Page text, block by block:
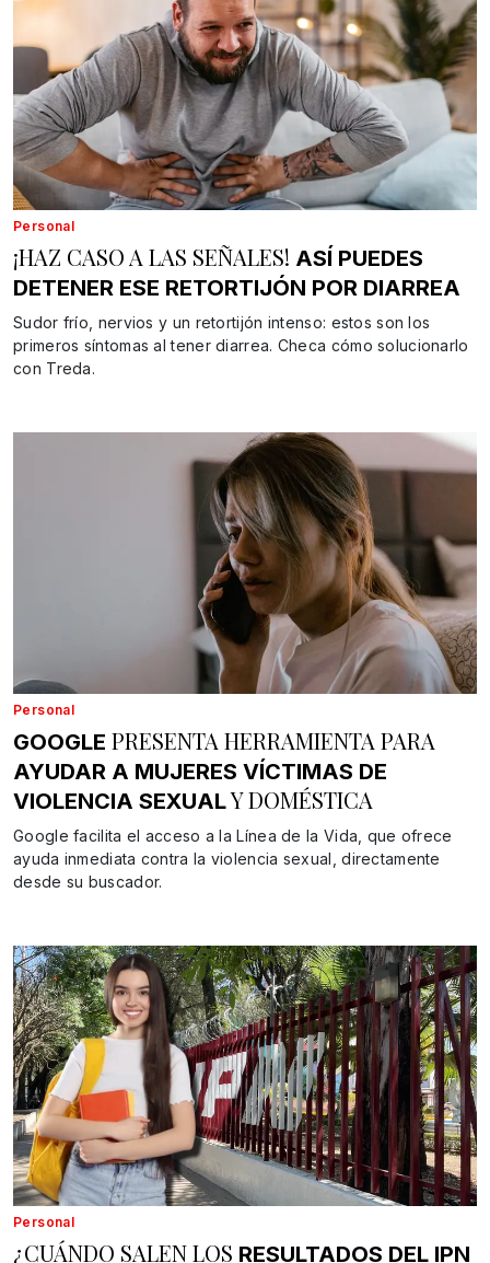
Personal
¡HAZ CASO A LAS SEÑALES! ASÍ PUEDES
DETENER ESE RETORTIJÓN POR DIARREA
Sudor frío, nervios y un retortijón intenso: estos son los
primeros síntomas al tener diarrea. Checa cómo solucionarlo
con Treda.
Personal
GOOGLE PRESENTA HERRAMIENTA PARA
AYUDAR A MUJERES VÍCTIMAS DE
VIOLENCIA SEXUALY DOMÉSTICA
Google facilita el acceso a la Línea de la Vida, que ofrece
ayuda inmediata contra la violencia sexual, directamente
desde su buscador.
Personal
¿CUÁNDO SALEN LOS RESULTADOS DEL IPN